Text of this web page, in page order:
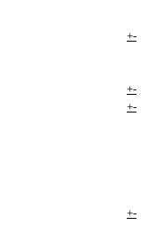
+-
+-
+-
+-